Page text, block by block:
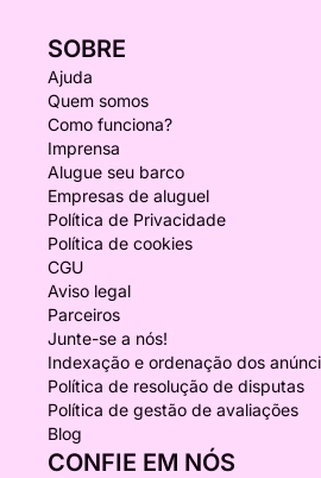
SOBRE
Ajuda
Quem somos
Como funciona?
Imprensa
Alugue seu barco
Empresas de aluguel
Política de Privacidade
Política de cookies
CGU
Aviso legal
Parceiros
Junte-se a nós!
Indexação e ordenação dos
Política de resolução de disputas
Política de gestão de avaliações
Blog
CONFIE EM NÓS